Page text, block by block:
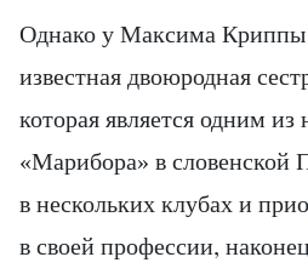
Однако у Максима Криппы
известная двоюродная
которая является одним
«Марибора» в словенской
в нескольких клубах и
в своей профессии,